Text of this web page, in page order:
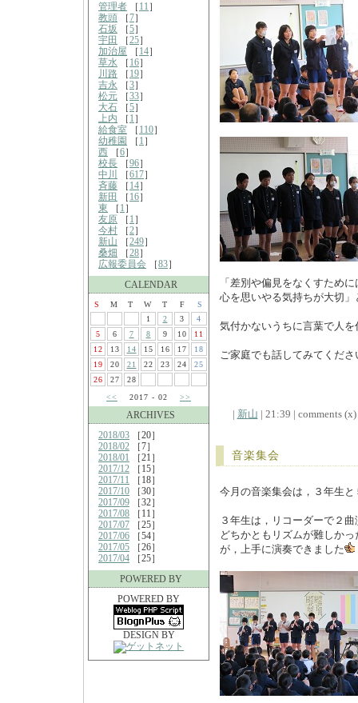
管理者 ［ 11 ］
教頭 ［7］
石坂 ［5］
宇田
［25］
加治屋 ［ 14］
草水 ［ 16］
川路 ［ 19］
吉永 ［3］
松元 ［33］
大石 ［5］
上内 ［ 1 ］
給食室 ［ 110］
幼稚園
［ 1 ］
西 ［6］
校長 ［96］
中川
［617］
斉藤 ［ 14］
新田
［ 16］
東 ［ 1 ］
友原 ［ 1 ］
今村 ［2］
新山 ［249］
桑畑
［28］
広報委員会 ［83］
CALENDAR
S M T W T F
S
1
2 3
4
5
6 7 8 9 10
11
12
13 14 15 16 17
18
19
20 21 22 23 24
25
26
27
28
<<
2017 - 02 >>
ARCHIVES
2018/03 ［20］
2018/02 ［7］
2018/01 ［21］
2017/12 ［15］
2017/11 ［18］
2017/10 ［30］
2017/09 ［32］
2017/08 ［11］
2017/07 ［25］
2017/06 ［54］
2017/05 ［26］
2017/04 ［25］
POWERED BY
POWERED BY
DESIGN BY
「差別や偏見をなくすため
心を思いやる気持ちが大切
気付かないうちに言葉で人
ご家庭でも話してみてくださ
| 新山 | 21:39 | comments
音楽集会
今月の音楽集会は，３年生
３年生は，リコーダーで２
どちかともリズムが難しか
が，上手に演奏できました